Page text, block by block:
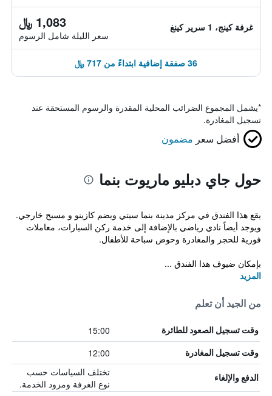
غرفة كينج، 1 سرير كينغ 1,083 ﷼
سعر الليلة شامل الرسوم
36 صفقة إضافية ابتداءً من 717 ﷼
*يشمل المجموع الضرائب المحلية المقدرة والرسوم المستحقة عند
تسجيل المغادرة.
أفضل سعر مضمون
حول جاي دبليو ماريوت بنما
يقع هذا الفندق في مركز مدينة بنما سيتي ويضم كازينو و مسبح خارجي.
ويوجد أيضاً نادي رياضي بالإضافة إلى خدمة ركن السيارات، معاملات
فورية للحجز والمغادرة وحوض سباحة للأطفال.
بإمكان ضيوف هذا الفندق ...
المزيد
من الجيد أن تعلم
وقت تسجيل الصعود للطائرة 15:00
وقت تسجيل المغادرة 12:00
الدفع والإلغاء
تختلف السياسات حسب
نوع الغرفة ومزود الخدمة.